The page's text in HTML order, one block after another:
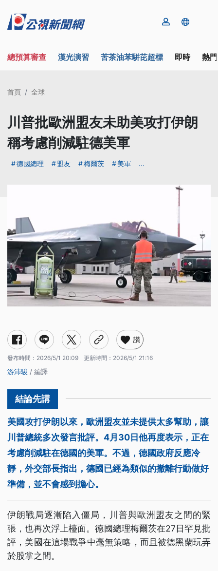
總預算審查 漢光演習 苦茶油苯駢芘超標 即時 熱
首頁 全球
川普批歐洲盟友未助美攻打伊朗
稱考慮削減駐德美軍
德國總理 盟友 梅爾茨 美軍 ...
讚
發布時間： 2026/5/1 20:09 更新時間： 2026/5/1 21:16
游沛駿 / 編譯
美國攻打伊朗以來，歐洲盟友並未提供太多幫助，讓
川普總統多次發言批評。4月30日他再度表示，正在
考慮削減駐在德國的美軍。不過，德國政府反應冷
靜，外交部長指出，德國已經為類似的撤離行動做好
準備，並不會感到擔心。
伊朗戰局逐漸陷入僵局，川普與歐洲盟友之間的緊
張，也再次浮上檯面。德國總理梅爾茨在27日罕見批
評，美國在這場戰爭中毫無策略，而且被德黑蘭玩弄
於股掌之間。